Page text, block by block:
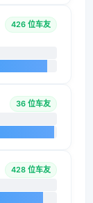
426 位车友
36 位车友
428 位车友